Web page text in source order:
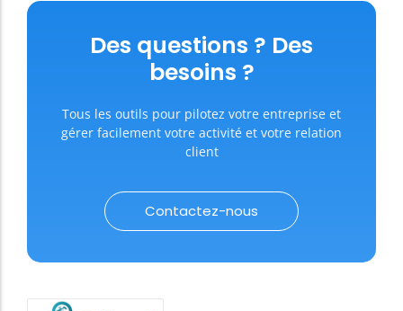
Des questions ? Des
besoins ?
Tous les outils pour pilotez votre entreprise et
gérer facilement votre activité et votre relation
client
Contactez-nous